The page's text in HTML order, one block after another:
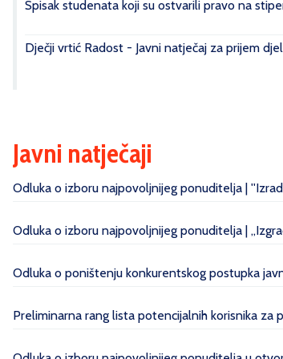
Spisak studenata koji su ostvarili pravo na
Dječji vrtić Radost - Javni natječaj za prijem
Javni natječaji
Odluka o izboru najpovoljnijeg ponuditelja |
Odluka o izboru najpovoljnijeg ponuditelja |
Odluka o poništenju konkurentskog postupka
Preliminarna rang lista potencijalnih korisnika za